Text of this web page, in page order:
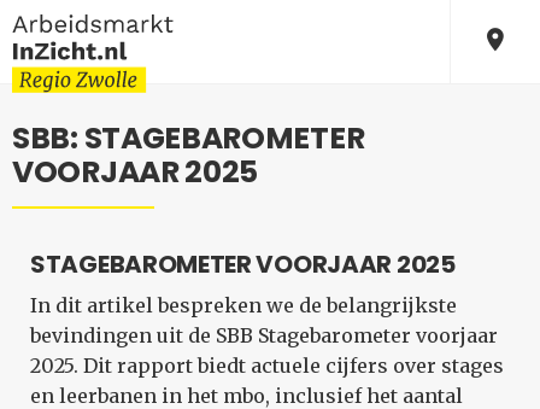
SBB: STAGEBAROMETER
VOORJAAR 2025
STAGEBAROMETER VOORJAAR 2025
In dit artikel bespreken we de belangrijkste
bevindingen uit de SBB Stagebarometer voorjaar
2025. Dit rapport biedt actuele cijfers over stages
en leerbanen in het mbo, inclusief het aantal